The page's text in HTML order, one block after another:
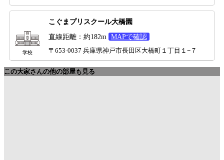
学校
こぐまプリスクール大橋園
直線距離：約182m MAPで確認
〒653-0037 兵庫県神戸市長田区大橋町１丁目１−７
この大家さんの他の部屋も見る